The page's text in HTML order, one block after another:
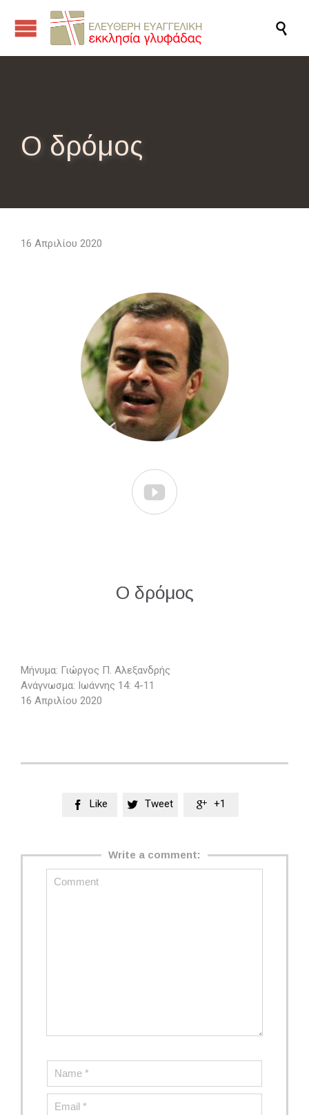

Ο δρόμος
16 Απριλίου 2020

Ο δρόμος
Μήνυμα: Γιώργος Π. Αλεξανδρής
Ανάγνωσμα: Ιωάννης 14: 4-11
16 Απριλίου 2020
 Like  Tweet  +1
Write a comment: